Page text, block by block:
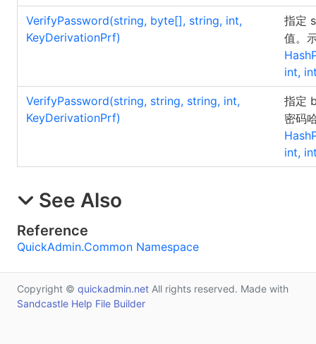
VerifyPassword(string, byte[], string, int,
KeyDerivationPrf)
指定
值。
int,
VerifyPassword(string, string, string, int,
KeyDerivationPrf)
指定
密码
int,
See Also
Reference
QuickAdmin.Common Namespace
Copyright © quickadmin.net All rights reserved. Made with
Sandcastle Help File Builder